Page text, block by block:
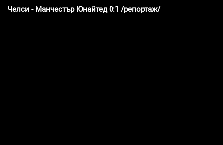
Челси - Манчестър Юнайтед 0:1 /репортаж/